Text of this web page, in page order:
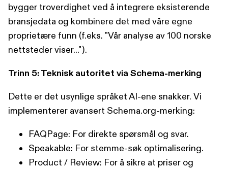
bygger troverdighet ved å integrere eksisterende
bransjedata og kombinere det med våre egne
proprietære funn (f.eks. "Vår analyse av 100 norske
nettsteder viser...").
Trinn 5: Teknisk autoritet via Schema-merking
Dette er det usynlige språket AI-ene snakker. Vi
implementerer avansert Schema.org-merking:
FAQPage: For direkte spørsmål og svar.
Speakable: For stemme-søk optimalisering.
Product / Review: For å sikre at priser og